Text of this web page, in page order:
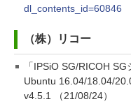
dl_contents_id=60846
（株）リコー
「IPSiO SG/RICOH
Ubuntu 16.04/18.04/
v4.5.1 （21/08/24）